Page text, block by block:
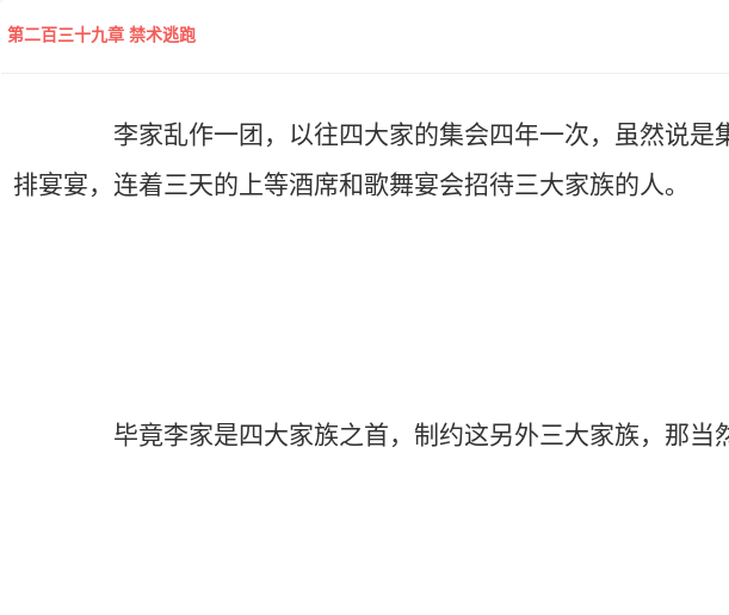
第二百三十九章 禁术逃跑
李家乱作一团，以往四大家的集会四年一次，虽然说是集
排宴宴，连着三天的上等酒席和歌舞宴会招待三大家族的人。
毕竟李家是四大家族之首，制约这另外三大家族，那当然